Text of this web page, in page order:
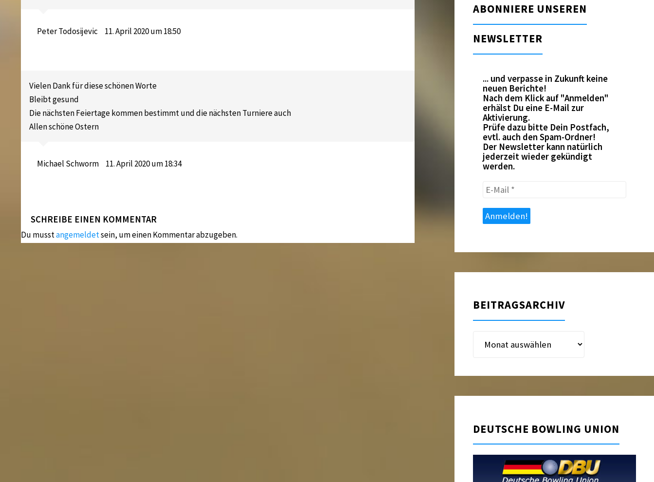
Peter Todosijevic 11. April 2020 um 18:50
Vielen Dank für diese schönen Worte
Bleibt gesund
Die nächsten Feiertage kommen bestimmt und die nächsten Turniere auch
Allen schöne Ostern
Michael Schworm 11. April 2020 um 18:34
SCHREIBE EINEN KOMMENTAR
Du musstangemeldetsein, um einen Kommentar abzugeben.
ABONNIERE UNSEREN
NEWSLETTER
... und verpasse in Zukunft keine
neuen Berichte!
Nach dem Klick auf "Anmelden"
erhälst Du eine E-Mail zur
Aktivierung.
Prüfe dazu bitte Dein Postfach,
evtl. auch den Spam-Ordner!
Der Newsletter kann natürlich
jederzeit wieder gekündigt
werden.
E-
Mail
BEITRAGSARCHIV
Beitragsarchiv
DEUTSCHE BOWLING UNION